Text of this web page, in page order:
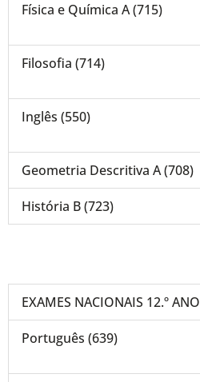
Física e Química A (715)
Filosofia (714)
Inglês (550)
Geometria Descritiva A (708)
História B (723)
EXAMES NACIONAIS 12.º ANO
Português (639)